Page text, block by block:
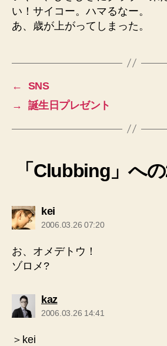
い！サイコー。ハマるなー。
あ、歳が上がってしまった。
←
SNS
→
誕生日プレゼント
「Clubbing」へ
keiの
発
2006.03.26 07:20
お、オメデトウ！
ゾロメ?
kazの
発
2006.03.26 14:41
＞kei